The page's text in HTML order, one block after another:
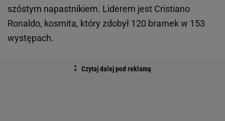
szóstym napastnikiem. Liderem jest Cristiano
Ronaldo, kosmita, który zdobył 120 bramek w 153
występach.